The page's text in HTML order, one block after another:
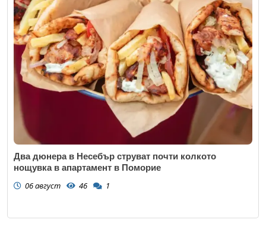
Два дюнера в Несебър струват почти колкото
нощувка в апартамент в Поморие
06 август 46 1